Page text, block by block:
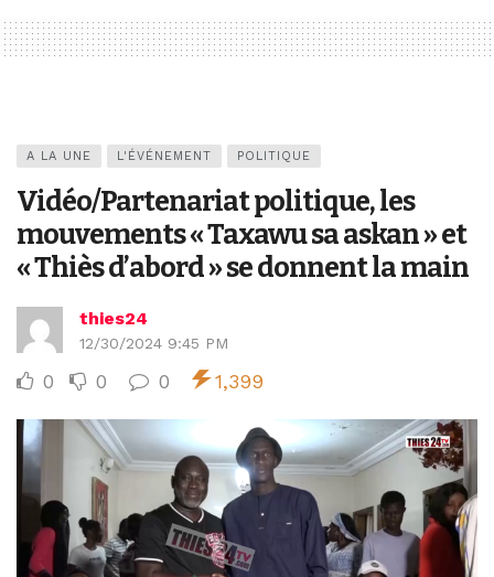
A LA UNE L'ÉVÉNEMENT POLITIQUE
Vidéo/Partenariat politique, les
mouvements « Taxawu sa askan » et
« Thiès d’abord » se donnent la main
thies24
12/30/2024 9:45 PM
0 0 0 1,399